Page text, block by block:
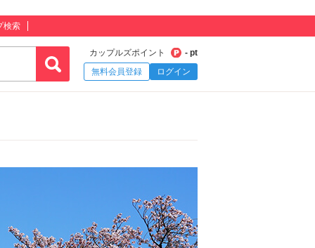
検索
カップルズポイント
- pt
無料会員登録
ログイン